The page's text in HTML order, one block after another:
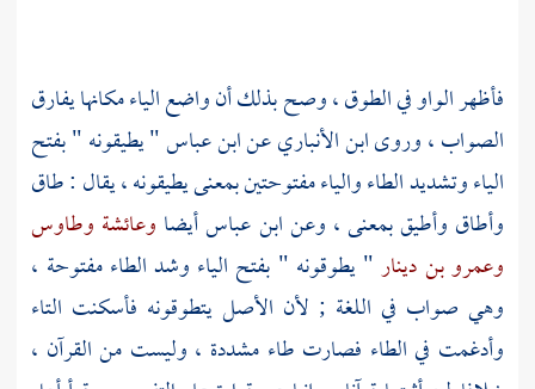
فأظهر الواو في الطوق ، وصح بذلك أن واضع الياء مكانها يفارق
الصواب ، وروىابن الأنباريعنابن عباس" يطيقونه " بفتح
الياء وتشديد الطاء والياء مفتوحتين بمعنى يطيقونه ، يقال : طاق
وأطاق وأطيق بمعنى ، وعنابن عباسأيضا وعائشة وطاوس
وعمرو بن دينار" يطوقونه " بفتح الياء وشد الطاء مفتوحة ،
وهي صواب في اللغة ; لأن الأصل يتطوقونه فأسكنت التاء
وأدغمت في الطاء فصارت طاء مشددة ، وليست من القرآن ،